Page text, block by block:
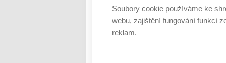
Soubory cookie používáme ke
webu, zajištění fungování funkcí
reklam.